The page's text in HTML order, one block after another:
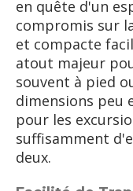
en quête d'un
compromis sur
et compacte
atout majeur
souvent à pied
dimensions peu
pour les
suffisamment
deux.